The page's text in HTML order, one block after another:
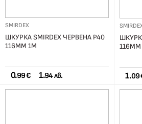
SMIRDEX
ШКУРКА SMIRDEX ЧЕРВЕНА Р40
116ММ 1М
0.99 € 1.94 лв.
116ММ
1.09